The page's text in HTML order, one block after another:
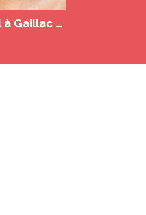
Massage naturiste et sensuel à Gaillac et région Occitanie